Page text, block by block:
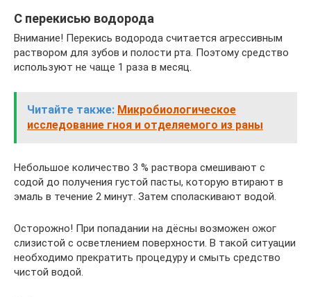
С перекисью водорода
Внимание! Перекись водорода считается агрессивным
раствором для зубов и полости рта. Поэтому средство
используют не чаще 1 раза в месяц.
Читайте также: Микробиологическое
исследование гноя и отделяемого из раны
Небольшое количество 3 % раствора смешивают с
содой до получения густой пасты, которую втирают в
эмаль в течение 2 минут. Затем споласкивают водой.
Осторожно! При попадании на дёсны возможен ожог
слизистой с осветлением поверхности. В такой ситуации
необходимо прекратить процедуру и смыть средство
чистой водой.